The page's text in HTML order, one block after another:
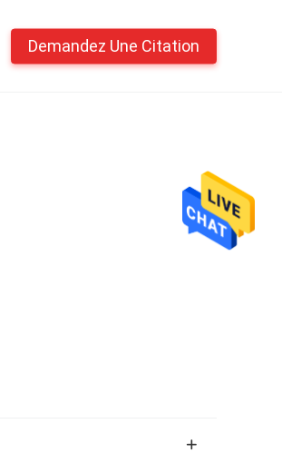
Demandez Une Citation